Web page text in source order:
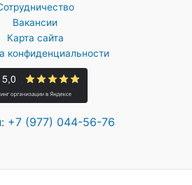
Вакансии
Карта сайта
конфиденциальности
+7 (977) 044-56-76